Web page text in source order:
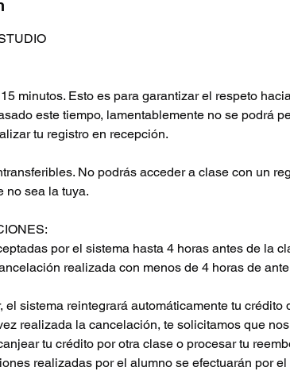
minutos. Esto es para garantizar el respeto
este tiempo, lamentablemente no se podrá
tu registro en recepción.
No podrás acceder a clase con un
no sea la tuya.
por el sistema hasta 4 horas antes de la
realizada con menos de 4 horas de
el sistema reintegrará automáticamente tu crédito
realizada la cancelación, te solicitamos que
tu crédito por otra clase o procesar tu
realizadas por el alumno se efectuarán por el